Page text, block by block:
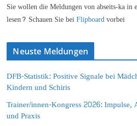
Sie wollen die Meldungen von abseits-ka in
lesen? Schauen Sie beiFlipboardvorbei
Neuste Meldungen
DFB-Statistik: Positive Signale bei
Kindern und Schiris
Trainer/innen-Kongress 2026: Impulse,
und Praxis